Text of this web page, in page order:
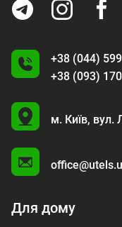
+38 (044)
+38 (093)
U
м. Київ, вул.
Для дому